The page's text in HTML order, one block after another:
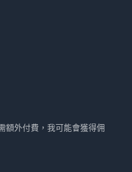
額外付費，我可能會獲得佣